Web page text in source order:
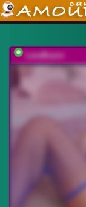
LaraBrynn